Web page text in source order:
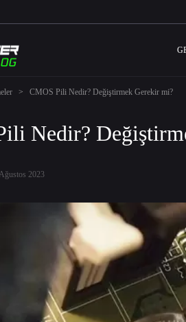
> CMOS Pili Nedir? Değiştirmek Gerekir mi?
Nedir?
2023